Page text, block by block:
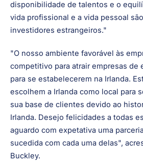
interina da IDA Ireland, afirmou:
por acolher estas novas empresas
me particularmente com a dispersão
disponibilidade de talentos e o
vida profissional e a vida pessoal
investidores estrangeiros."
"O nosso ambiente favorável às
competitivo para atrair empresas de
para se estabelecerem na Irlanda.
escolhem a Irlanda como local para
sua base de clientes devido ao